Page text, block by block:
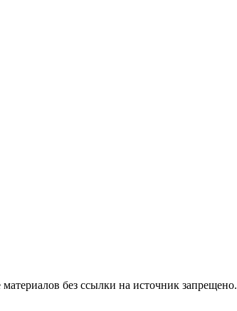
без ссылки на источник запрещено.